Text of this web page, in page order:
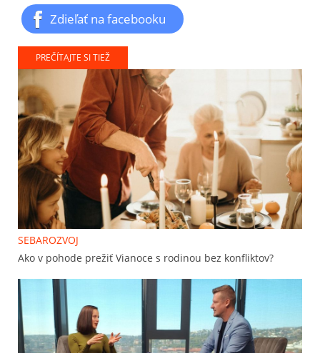
Zdieľať na facebooku
PREČÍTAJTE SI TIEŽ
SEBAROZVOJ
Ako v pohode prežiť Vianoce s rodinou bez konfliktov?